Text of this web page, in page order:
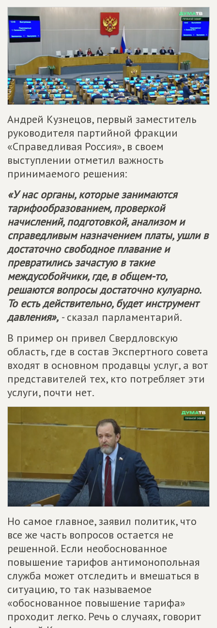
Андрей Кузнецов, первый заместитель
руководителя партийной фракции
«Справедливая Россия», в своем
выступлении отметил важность
принимаемого решения:
«У нас органы, которые занимаются
тарифообразованием, проверкой
начислений, подготовкой, анализом и
справедливым назначением платы, ушли в
достаточно свободное плавание и
превратились зачастую в такие
междусобойчики, где, в общем-то,
решаются вопросы достаточно кулуарно.
То есть действительно, будет инструмент
давления», - сказал парламентарий.
В пример он привел Свердловскую
область, где в состав Экспертного совета
входят в основном продавцы услуг, а вот
представителей тех, кто потребляет эти
услуги, почти нет.
Но самое главное, заявил политик, что
все же часть вопросов остается не
решенной. Если необоснованное
повышение тарифов антимонопольная
служба может отследить и вмешаться в
ситуацию, то так называемое
«обоснованное повышение тарифа»
проходит легко. Речь о случаях, говорит